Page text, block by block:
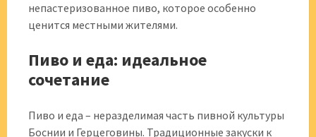
непастеризованное пиво, которое особенно
ценится местными жителями.
Пиво и еда: идеальное
сочетание
Пиво и еда – неразделимая часть пивной культуры
Боснии и Герцеговины. Традиционные закуски к